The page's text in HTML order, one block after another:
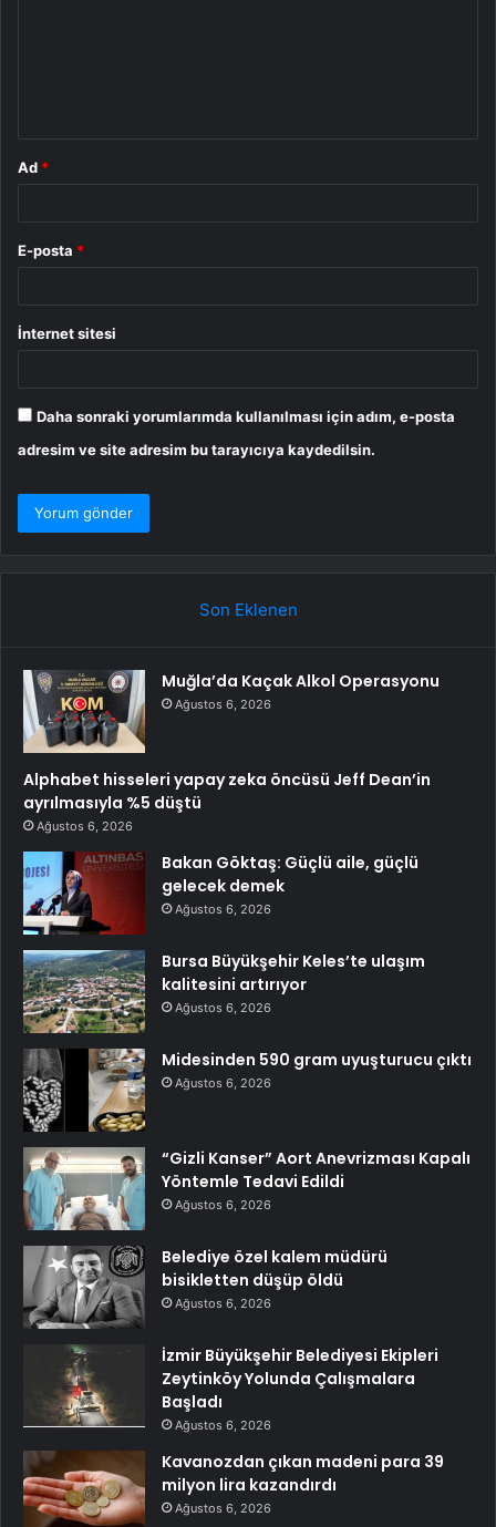
Ad *
E-posta *
İnternet sitesi
Daha sonraki yorumlarımda kullanılması için adım, e-posta
adresim ve site adresim bu tarayıcıya kaydedilsin.
Son Eklenen
Muğla’da Kaçak Alkol Operasyonu
Ağustos 6, 2026
Alphabet hisseleri yapay zeka öncüsü Jeff Dean’in
ayrılmasıyla %5 düştü
Ağustos 6, 2026
Bakan Göktaş: Güçlü aile, güçlü
gelecek demek
Ağustos 6, 2026
Bursa Büyükşehir Keles’te ulaşım
kalitesini artırıyor
Ağustos 6, 2026
Midesinden 590 gram uyuşturucu çıktı
Ağustos 6, 2026
“Gizli Kanser” Aort Anevrizması Kapalı
Yöntemle Tedavi Edildi
Ağustos 6, 2026
Belediye özel kalem müdürü
bisikletten düşüp öldü
Ağustos 6, 2026
İzmir Büyükşehir Belediyesi Ekipleri
Zeytinköy Yolunda Çalışmalara
Başladı
Ağustos 6, 2026
Kavanozdan çıkan madeni para 39
milyon lira kazandırdı
Ağustos 6, 2026